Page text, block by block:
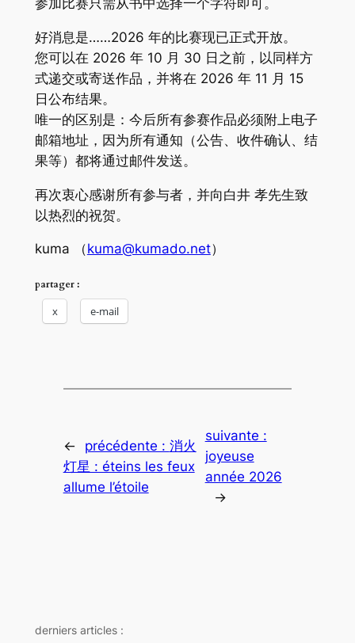
好消息是……2026 年的比赛现已正式开放。
您可以在 2026 年 10 月 30 日之前，以同样方
式递交或寄送作品，并将在 2026 年 11 月 15
日公布结果。
唯一的区别是：今后所有参赛作品必须附上电子
邮箱地址，因为所有通知（公告、收件确认、结
果等）都将通过邮件发送。
再次衷心感谢所有参与者，并向白井 孝先生致
以热烈的祝贺。
kuma （kuma@kumado.net）
partager :
x e-mail
← précédente : 消火
灯星 : éteins les feux
allume l’étoile
suivante :
joyeuse
année 2026
→
derniers articles :